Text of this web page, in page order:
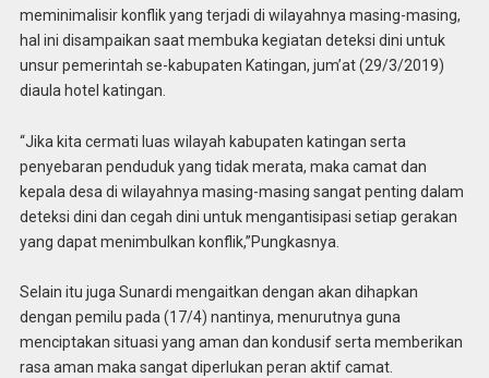
meminimalisir konflik yang terjadi di wilayahnya masing-masing,
hal ini disampaikan saat membuka kegiatan deteksi dini untuk
unsur pemerintah se-kabupaten Katingan, jum’at (29/3/2019)
diaula hotel katingan.
“Jika kita cermati luas wilayah kabupaten katingan serta
penyebaran penduduk yang tidak merata, maka camat dan
kepala desa di wilayahnya masing-masing sangat penting dalam
deteksi dini dan cegah dini untuk mengantisipasi setiap gerakan
yang dapat menimbulkan konflik,”Pungkasnya.
Selain itu juga Sunardi mengaitkan dengan akan dihapkan
dengan pemilu pada (17/4) nantinya, menurutnya guna
menciptakan situasi yang aman dan kondusif serta memberikan
rasa aman maka sangat diperlukan peran aktif camat.